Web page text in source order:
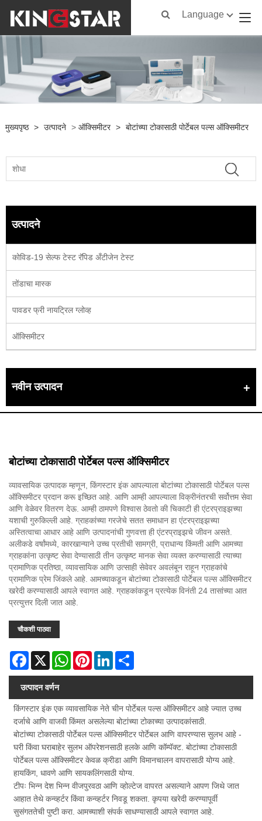
Language
मुख्यपृष्ठ > उत्पादने > ऑक्सिमीटर > बोटांच्या टोकासाठी पोर्टेबल पल्स ऑक्सिमीटर
उत्पादने
कोविड-19 सेल्फ टेस्ट रॅपिड अँटीजेन टेस्ट
तोंडाचा मास्क
पावडर फ्री नायट्रिल ग्लोव्ह
ऑक्सिमीटर
नवीन उत्पादन
बोटांच्या टोकासाठी पोर्टेबल पल्स ऑक्सिमीटर
व्यावसायिक उत्पादक म्हणून, किंगस्टार इंक आपल्याला बोटांच्या टोकासाठी पोर्टेबल पल्स
ऑक्सिमीटर प्रदान करू इच्छित आहे. आणि आम्ही आपल्याला विक्रीनंतरची सर्वोत्तम सेवा
आणि वेळेवर वितरण देऊ. आम्ही ठामपणे विश्वास ठेवतो की चिकाटी ही एंटरप्राइझच्या
यशाची गुरुकिल्ली आहे. ग्राहकांच्या गरजेचे सतत समाधान हा एंटरप्राइझच्या
अस्तित्वाचा आधार आहे आणि उत्पादनांची गुणवत्ता ही एंटरप्राइझचे जीवन असते.
अलीकडे वर्षांमध्ये, कारखान्याने उच्च प्रतीची सामग्री, प्राधान्य किंमती आणि आमच्या
ग्राहकांना उत्कृष्ट सेवा देण्यासाठी तीन उत्कृष्ट मानक सेवा व्यक्त करण्यासाठी त्याच्या
प्रामाणिक प्रतिष्ठा, व्यावसायिक आणि उत्साही सेवेवर अवलंबून राहून ग्राहकांचे
प्रामाणिक प्रेम जिंकले आहे. आमच्याकडून बोटांच्या टोकासाठी पोर्टेबल पल्स ऑक्सिमीटर
खरेदी करण्यासाठी आपले स्वागत आहे. ग्राहकांकडून प्रत्येक विनंती 24 तासांच्या आत
प्रत्युत्तर दिली जात आहे.
चौकशी पाठवा
Facebook
X WhatsAppPinterestLinkedIn
उत्पादन वर्णन
किंगस्टार इंक एक व्यावसायिक नेते चीन पोर्टेबल पल्स ऑक्सिमीटर आहे ज्यात उच्च
दर्जाचे आणि वाजवी किंमत असलेल्या बोटांच्या टोकाच्या उत्पादकांसाठी.
बोटांच्या टोकासाठी पोर्टेबल पल्स ऑक्सिमीटर पोर्टेबल आणि वापरण्यास सुलभ आहे -
घरी किंवा घराबाहेर सुलभ ऑपरेशनसाठी हलके आणि कॉम्पॅक्ट. बोटांच्या टोकासाठी
पोर्टेबल पल्स ऑक्सिमीटर केवळ क्रीडा आणि विमानचालन वापरासाठी योग्य आहे.
हायकिंग, धावणे आणि सायकलिंगसाठी योग्य.
टीपः भिन्न देश भिन्न वीजपुरवठा आणि व्होल्टेज वापरत असल्याने आपण जिथे जात
आहात तेथे कन्व्हर्टर किंवा कन्व्हर्टर निवडू शकता. कृपया खरेदी करण्यापूर्वी
सुसंगततेची पुष्टी करा. आमच्याशी संपर्क साधण्यासाठी आपले स्वागत आहे.